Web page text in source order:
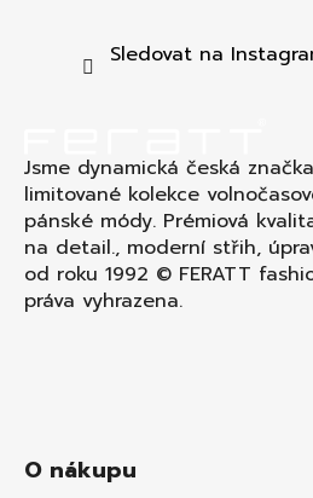
Sledovat na
Jsme dynamická česká
limitované kolekce
pánské módy. Prémiová
na detail., moderní střih,
od roku 1992 © FERATT
práva vyhrazena.
O nákupu